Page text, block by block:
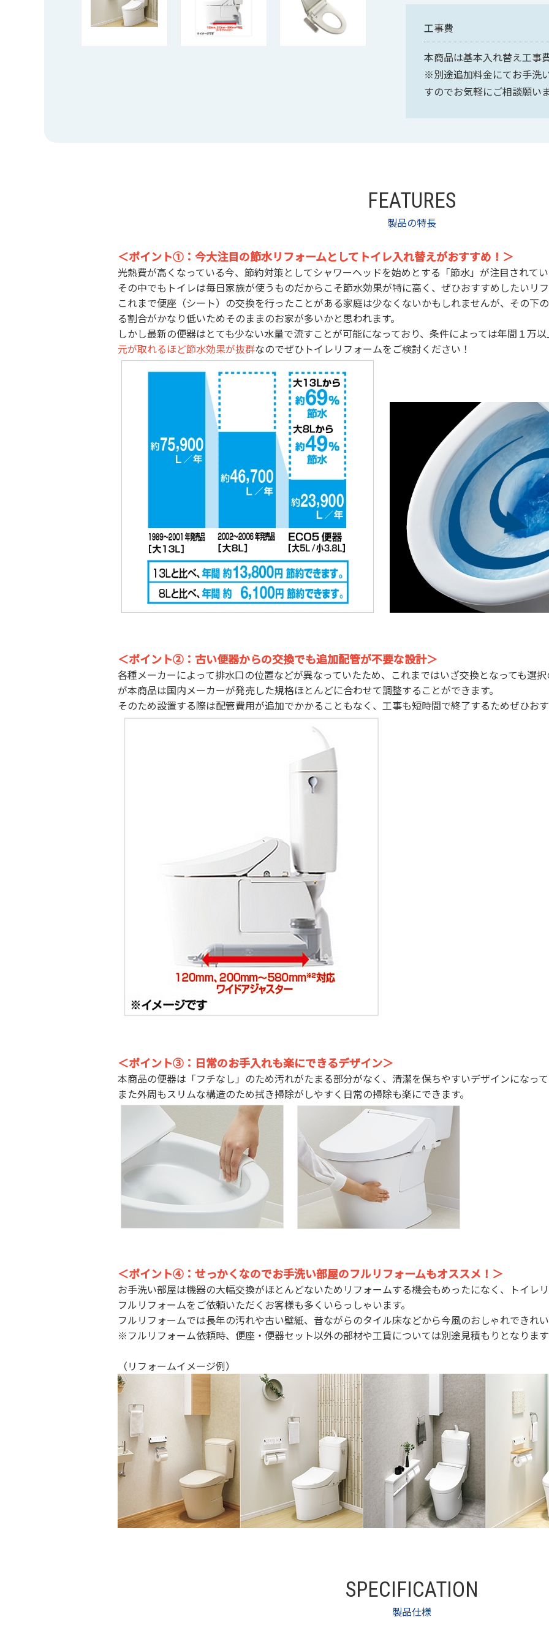
工事費
本商品は基本入れ替え工事
※別途追加料金にてお手洗
すのでお気軽にご相談願い
FEATURES
製品の特長
＜ポイント①：今大注目の節水リフォームとしてトイレ入れ替えがおすすめ！＞
光熱費が高くなっている今、節約対策としてシャワーヘッドを始めとする「節水」が注目されて
その中でもトイレは毎日家族が使うものだからこそ節水効果が特に高く、ぜひおすすめしたいリ
これまで便座（シート）の交換を行ったことがある家庭は少なくないかもしれませんが、その下
る割合がかなり低いためそのままのお家が多いかと思われます。
しかし最新の便器はとても少ない水量で流すことが可能になっており、条件によっては年間１万
元が取れるほど節水効果が抜群なのでぜひトイレリフォームをご検討ください！
＜ポイント②：古い便器からの交換でも追加配管が不要な設計＞
各種メーカーによって排水口の位置などが異なっていたため、これまではいざ交換となっても選
が本商品は国内メーカーが発売した規格ほとんどに合わせて調整することができます。
そのため設置する際は配管費用が追加でかかることもなく、工事も短時間で終了するためぜひお
＜ポイント③：日常のお手入れも楽にできるデザイン＞
本商品の便器は「フチなし」のため汚れがたまる部分がなく、清潔を保ちやすいデザインになっ
また外周もスリムな構造のため拭き掃除がしやすく日常の掃除も楽にできます。
＜ポイント④：せっかくなのでお手洗い部屋のフルリフォームもオススメ！＞
お手洗い部屋は機器の大幅交換がほとんどないためリフォームする機会もめったになく、トイレ
フルリフォームをご依頼いただくお客様も多くいらっしゃいます。
フルリフォームでは長年の汚れや古い壁紙、昔ながらのタイル床などから今風のおしゃれできれ
※フルリフォーム依頼時、便座・便器セット以外の部材や工賃については別途見積もりとなります
（リフォームイメージ例）
SPECIFICATION
製品仕様